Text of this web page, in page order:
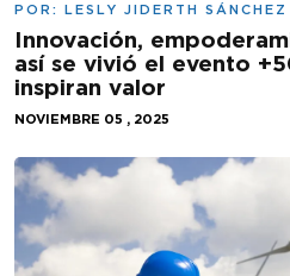
POR: LESLY JIDERTH
Innovación,
así se vivió el evento
inspiran valor
NOVIEMBRE 05 , 2025